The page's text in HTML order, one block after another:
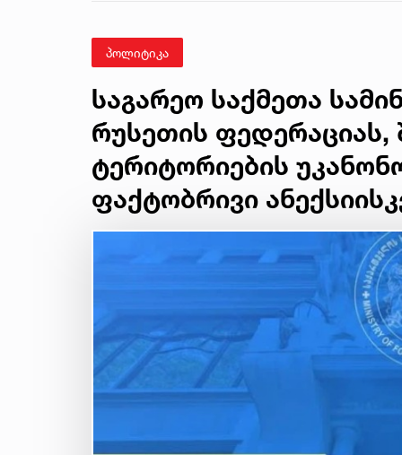
პოლიტიკა
საგარეო საქმეთა
რუსეთის
ტერიტორიების
ფაქტობრივი